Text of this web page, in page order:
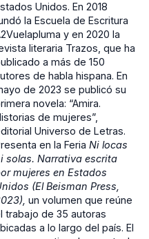
Unidos. En 2018
la Escuela de Escritura
y en 2020 la
literaria Trazos, que ha
a más de 150
de habla hispana. En
de 2023 se publicó su
novela: “Amira.
de mujeres”,
Universo de Letras.
en la Feria Ni locas
solas. Narrativa escrita
mujeres en Estados
(El Beisman Press,
un volumen que reúne
trabajo de 35 autoras
a lo largo del país. El